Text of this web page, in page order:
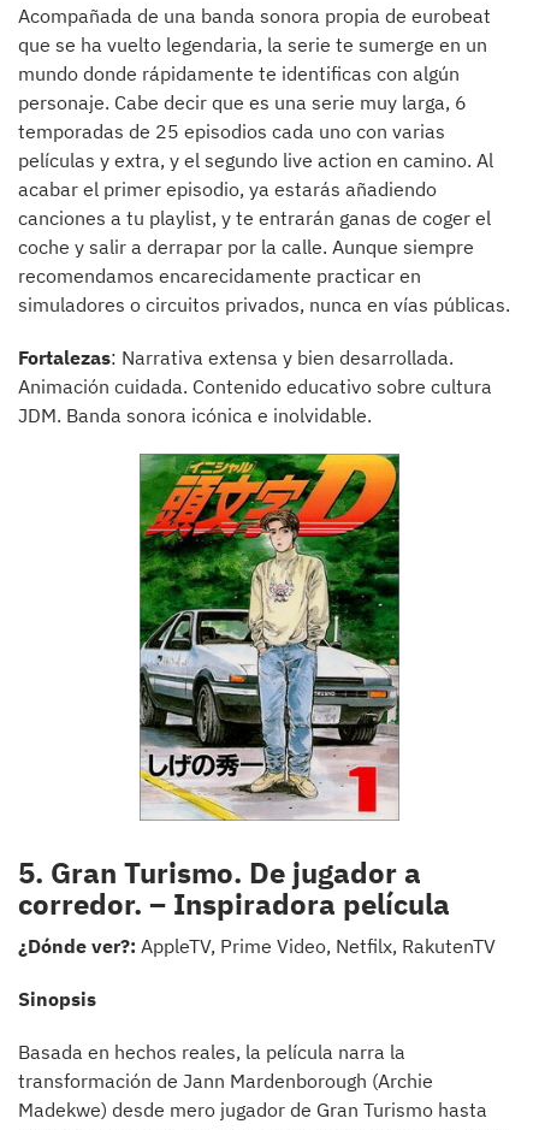
Acompañada de una banda sonora propia de eurobeat
que se ha vuelto legendaria, la serie te sumerge en un
mundo donde rápidamente te identificas con algún
personaje. Cabe decir que es una serie muy larga, 6
temporadas de 25 episodios cada uno con varias
películas y extra, y el segundo live action en camino. Al
acabar el primer episodio, ya estarás añadiendo
canciones a tu playlist, y te entrarán ganas de coger el
coche y salir a derrapar por la calle. Aunque siempre
recomendamos encarecidamente practicar en
simuladores o circuitos privados, nunca en vías públicas.
Fortalezas: Narrativa extensa y bien desarrollada.
Animación cuidada. Contenido educativo sobre cultura
JDM. Banda sonora icónica e inolvidable.
5. Gran Turismo. De jugador a
corredor. – Inspiradora película
¿Dónde ver?: AppleTV, Prime Video, Netfilx, RakutenTV
Sinopsis
Basada en hechos reales, la película narra la
transformación de Jann Mardenborough (Archie
Madekwe) desde mero jugador de Gran Turismo hasta